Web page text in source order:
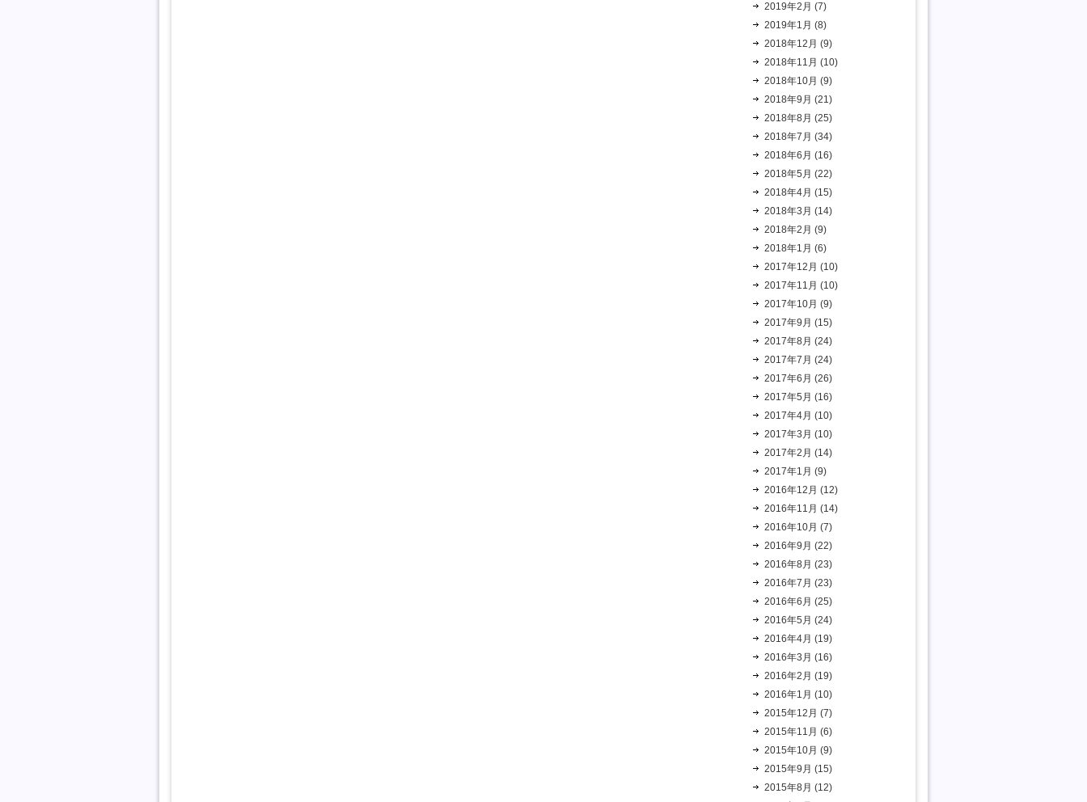
2019年2月 (7)
2019年1月 (8)
2018年12月 (9)
2018年11月 (10)
2018年10月 (9)
2018年9月 (21)
2018年8月 (25)
2018年7月 (34)
2018年6月 (16)
2018年5月 (22)
2018年4月 (15)
2018年3月 (14)
2018年2月 (9)
2018年1月 (6)
2017年12月 (10)
2017年11月 (10)
2017年10月 (9)
2017年9月 (15)
2017年8月 (24)
2017年7月 (24)
2017年6月 (26)
2017年5月 (16)
2017年4月 (10)
2017年3月 (10)
2017年2月 (14)
2017年1月 (9)
2016年12月 (12)
2016年11月 (14)
2016年10月 (7)
2016年9月 (22)
2016年8月 (23)
2016年7月 (23)
2016年6月 (25)
2016年5月 (24)
2016年4月 (19)
2016年3月 (16)
2016年2月 (19)
2016年1月 (10)
2015年12月 (7)
2015年11月 (6)
2015年10月 (9)
2015年9月 (15)
2015年8月 (12)